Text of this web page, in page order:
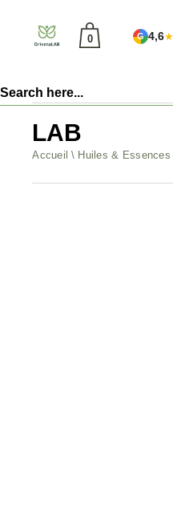
0
produit dans le panier.
G 4,6
LAB
Accueil Huiles & Essences